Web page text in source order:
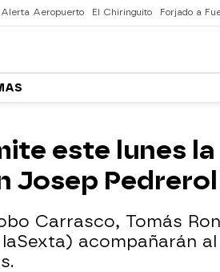
Alerta Aeropuerto El Chiringuito Forjado a
este lunes
Josep Pedrerol
Carrasco, Tomás
acompañarán